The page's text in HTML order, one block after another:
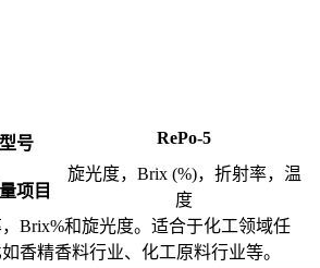
型号 RePo-5
项目
旋光度， Brix (%)，折射率，温
度
Brix%和旋光度。适合于化工领域任
香精香料行业、化工原料行业等。